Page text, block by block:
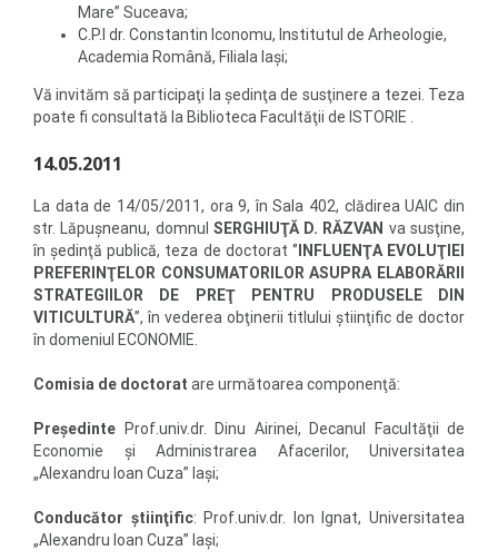
Mare” Suceava;
C.P.I dr. Constantin Iconomu, Institutul de Arheologie,
Academia Română, Filiala Iaşi;
Vă invităm să participaţi la şedinţa de susţinere a tezei. Teza
poate fi consultată la Biblioteca Facultăţii de ISTORIE .
14.05.2011
La data de 14/05/2011, ora 9, în Sala 402, clădirea UAIC din
str. Lăpuşneanu, domnul SERGHIUŢĂ D. RĂZVAN va susţine,
în şedinţă publică, teza de doctorat ‘’ INFLUENŢA EVOLUŢIEI
PREFERINŢELOR CONSUMATORILOR ASUPRA ELABORĂRII
STRATEGIILOR DE PREŢ PENTRU PRODUSELE DIN
VITICULTURĂ’’, în vederea obţinerii titlului ştiinţific de doctor
în domeniul ECONOMIE.
Comisia de doctorat are următoarea componenţă:
Preşedinte Prof.univ.dr. Dinu Airinei, Decanul Facultăţii de
Economie şi Administrarea Afacerilor, Universitatea
„Alexandru Ioan Cuza” Iaşi;
Conducător ştiinţific: Prof.univ.dr. Ion Ignat, Universitatea
„Alexandru Ioan Cuza” Iaşi;